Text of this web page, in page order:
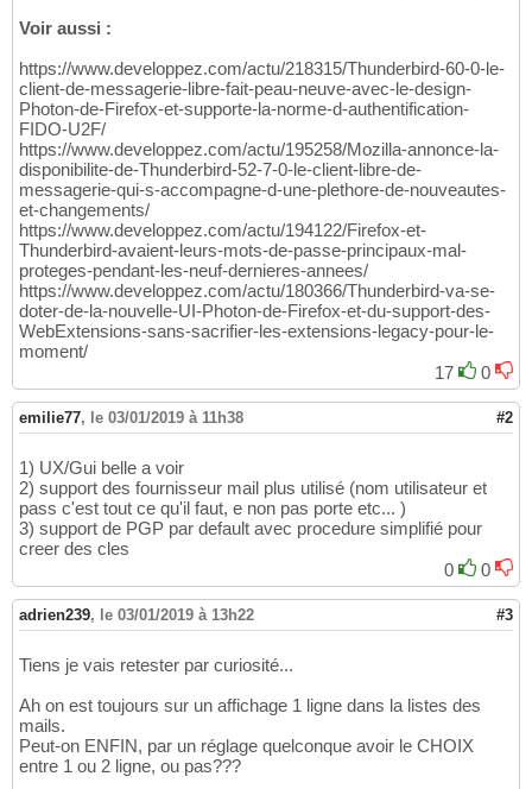
Voir aussi :
https://www.developpez.com/actu/218315/Thunderbird-60-0-le-
client-de-messagerie-libre-fait-peau-neuve-avec-le-design-
Photon-de-Firefox-et-supporte-la-norme-d-authentification-
FIDO-U2F/
https://www.developpez.com/actu/195258/Mozilla-annonce-la-
disponibilite-de-Thunderbird-52-7-0-le-client-libre-de-
messagerie-qui-s-accompagne-d-une-plethore-de-nouveautes-
et-changements/
https://www.developpez.com/actu/194122/Firefox-et-
Thunderbird-avaient-leurs-mots-de-passe-principaux-mal-
proteges-pendant-les-neuf-dernieres-annees/
https://www.developpez.com/actu/180366/Thunderbird-va-se-
doter-de-la-nouvelle-UI-Photon-de-Firefox-et-du-support-des-
WebExtensions-sans-sacrifier-les-extensions-legacy-pour-le-
moment/
17
0
emilie77, le 03/01/2019 à 11h38 #2
1) UX/Gui belle a voir
2) support des fournisseur mail plus utilisé (nom utilisateur et
pass c'est tout ce qu'il faut, e non pas porte etc... )
3) support de PGP par default avec procedure simplifié pour
creer des cles
0
0
adrien239, le 03/01/2019 à 13h22 #3
Tiens je vais retester par curiosité...
Ah on est toujours sur un affichage 1 ligne dans la listes des
mails.
Peut-on ENFIN, par un réglage quelconque avoir le CHOIX
entre 1 ou 2 ligne, ou pas???